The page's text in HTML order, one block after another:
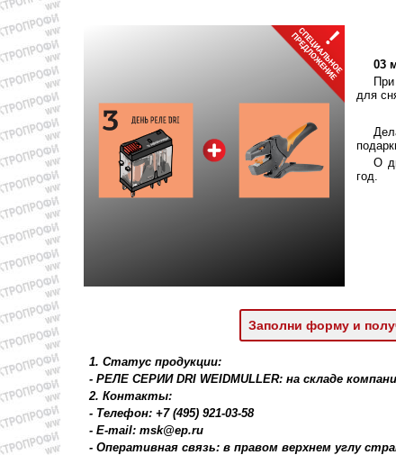
03
для
О
год.
Заполни форму и
1. Статус продукции:
- РЕЛЕ СЕРИИ DRI WEIDMULLER: на складе
2. Контакты:
- Телефон: +7 (495) 921-03-58
- E-mail: msk@ep.ru
- Оперативная связь: в правом верхнем углу